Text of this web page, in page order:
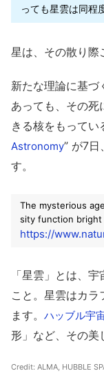
っても星雲は同程
星は、その散り際
新たな理論に基づ
あっても、その死
きる核をもってい
Astronomy” が7日
す。
The mysterious
sity function
https://
「星雲」とは、
こと。星雲はカラ
ます。 ハッブル宇
形」など、その美
Credit: ALMA, HUBBLE